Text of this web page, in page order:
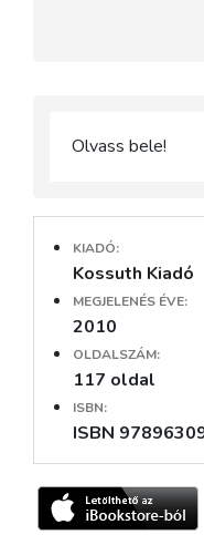
Olvass bele!
KIADÓ:
Kossuth Kiadó
MEGJELENÉS ÉVE:
2010
OLDALSZÁM:
117 oldal
ISBN:
ISBN